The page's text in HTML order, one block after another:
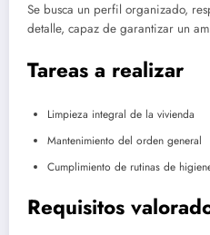
Se busca un perfil organizado,
detalle, capaz de garantizar un
Tareas a realizar
Limpieza integral de la vivienda
Mantenimiento del orden general
Cumplimiento de rutinas de
Requisitos